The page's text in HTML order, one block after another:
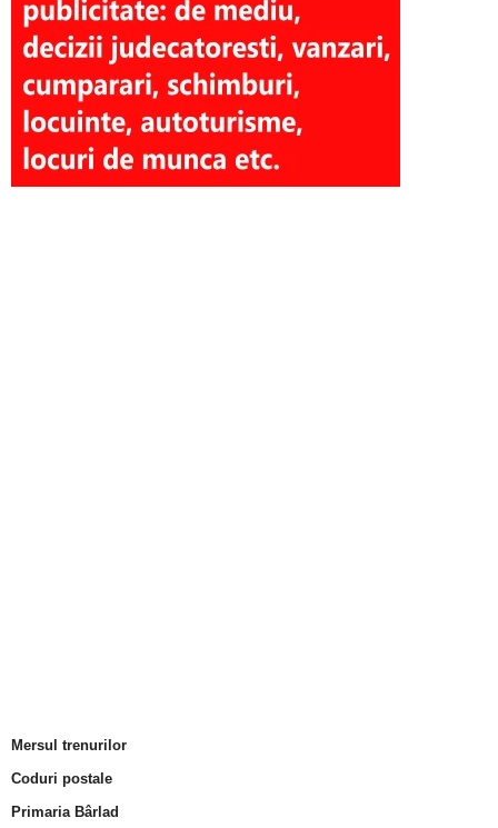
Mersul trenurilor
Coduri postale
Primaria Bârlad